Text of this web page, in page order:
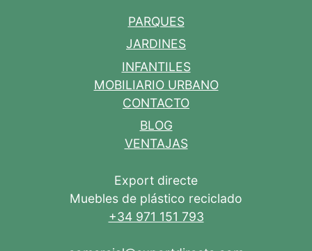
PARQUES
JARDINES
INFANTILES
MOBILIARIO URBANO
CONTACTO
BLOG
VENTAJAS
Export directe
Muebles de plástico reciclado
+34 971 151 793